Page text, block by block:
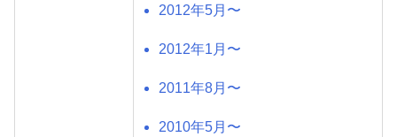
2012年5月〜
2012年1月〜
2011年8月〜
2010年5月〜